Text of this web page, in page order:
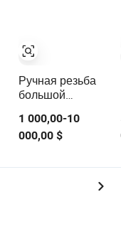
Ручная резьба
большой
мраморной
беседки
1 000,00-10
000,00 $